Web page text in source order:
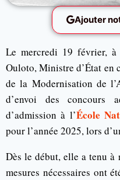
Ajouter
Le mercredi 19 février, à
Ouloto, Ministre d’État en
de la Modernisation de
d’envoi des concours
d’admission à l’École
pour l’année 2025, lors
Dès le début, elle a tenu
mesures nécessaires ont